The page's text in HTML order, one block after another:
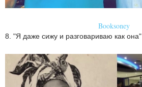
Booksoney
8. "Я даже сижу и разговариваю как она"